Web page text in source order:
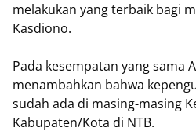
melakukan yang terbaik bagi
Kasdiono.
Pada kesempatan yang sama
menambahkan bahwa
sudah ada di masing-masing
Kabupaten/Kota di NTB.